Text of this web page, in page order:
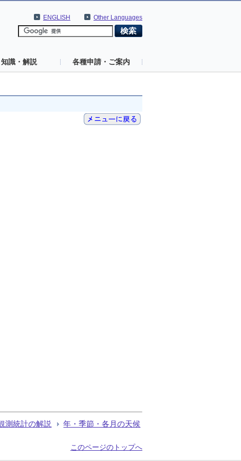
Other Languages
ENGLISH
知識・解説 各種申請・ご案内
測統計の解説 年・季節・各月の天候
このページのトップへ